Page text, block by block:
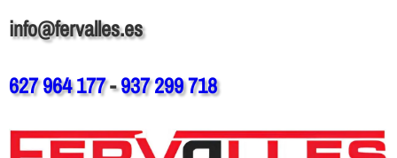
info@fervalles.es
627 964 177-937 299 718